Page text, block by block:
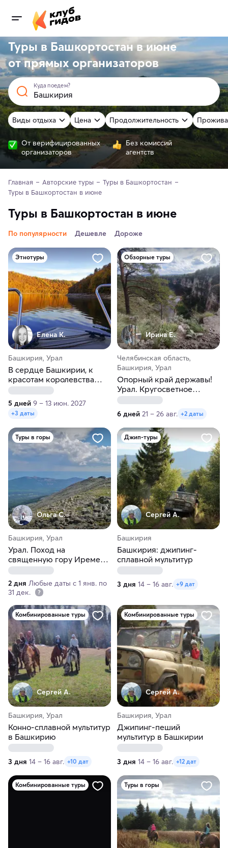
Туры в Башкортостан в июне
отпрямых организаторов
Куда поедем?
Виды отдыха Цена Продолжительность
От верифицированных
организаторов
Без комиссий
агентств
Главная Авторские туры
Туры в Башкортостан
Туры в Башкортостан в июне
Туры в Башкортостан в июне
По популярности Дешевле Дороже
Этнотуры
Елена К.
Башкирия, Урал
В сердце Башкирии, к
красотам королевства
Агидель
5 дней 9 – 13 июн. 2027
+3 даты
Обзорные туры
Ирина Е.
Челябинская область,
Башкирия, Урал
Опорный край державы!
Урал. Кругосветное
путешествие
6 дней 21 – 26 авг. +2 даты
Туры в горы
Ольга С.
Башкирия, Урал
Урал. Поход на
священную гору Иремель
за 2 дня
2 дня Любые даты с 1 янв. по
31 дек.
Джип-туры
Сергей А.
Башкирия
Башкирия: джипинг-
сплавной мультитур
3 дня 14 – 16 авг. +9 дат
Комбинированные туры
Сергей А.
Башкирия, Урал
Конно-сплавной мультитур
в Башкирию
3 дня 14 – 16 авг. +10 дат
Комбинированные туры
Сергей А.
Башкирия, Урал
Джипинг-пеший
мультитур в Башкирии
3 дня 14 – 16 авг. +12 дат
Комбинированные туры Туры в горы